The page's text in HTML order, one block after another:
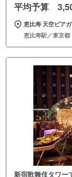
平均予算
恵比寿 天空ビア
恵比寿駅／東京都
新宿歌舞伎タワー